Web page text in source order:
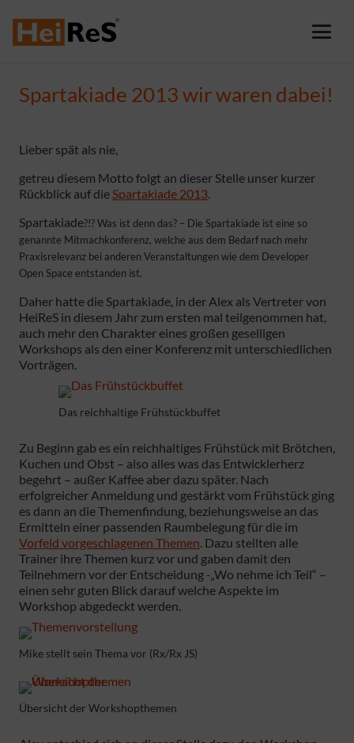
Spartakiade 2013 wir waren dabei!
Lieber spät als nie,
getreu diesem Motto folgt an dieser Stelle unser kurzer
Rückblick auf dieSpartakiade 2013.
Spartakiade?!? Was ist denn das? – Die Spartakiade ist eine so
genannte Mitmachkonferenz, welche aus dem Bedarf nach mehr
Praxisrelevanz bei anderen Veranstaltungen wie dem Developer
Open Space entstanden ist.
Daher hatte die Spartakiade, in der Alex als Vertreter von
HeiReS in diesem Jahr zum ersten mal teilgenommen hat,
auch mehr den Charakter eines großen geselligen
Workshops als den einer Konferenz mit unterschiedlichen
Vorträgen.
Das reichhaltige Frühstückbuffet
Zu Beginn gab es ein reichhaltiges Frühstück mit Brötchen,
Kuchen und Obst – also alles was das Entwicklerherz
begehrt – außer Kaffee aber dazu später. Nach
erfolgreicher Anmeldung und gestärkt vom Frühstück ging
es dann an die Themenfindung, beziehungsweise an das
Ermitteln einer passenden Raumbelegung für die im
Vorfeld vorgeschlagenen Themen. Dazu stellten alle
Trainer ihre Themen kurz vor und gaben damit den
Teilnehmern vor der Entscheidung -„Wo nehme ich Teil“ –
einen sehr guten Blick darauf welche Aspekte im
Workshop abgedeckt werden.
Mike stellt sein Thema vor (Rx/Rx JS)
Übersicht der Workshopthemen